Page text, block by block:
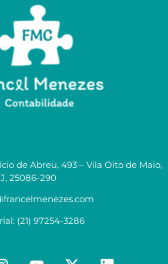
de Abreu, 493 – Vila Oito de Maio,
25086-290
(21) 97254-3286